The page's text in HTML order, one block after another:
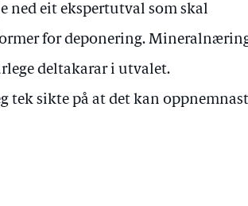
ned eit ekspertutval som skal
for deponering.
deltakarar i utvalet.
tek sikte på at det kan oppnemnast